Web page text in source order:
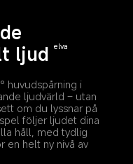
ljud elva
huvudspårning i
ljudvärld – utan
om du lyssnar på
följer ljudet dina
håll, med tydlig
en helt ny nivå av